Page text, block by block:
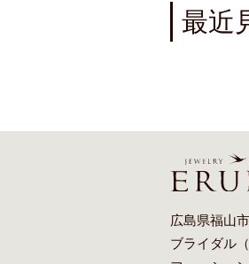
最近
広島県福山
ブライダル（